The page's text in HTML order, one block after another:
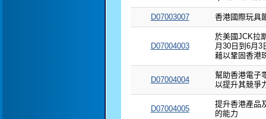
D07003007 香港國際玩具
D07004003
於美國JCK拉
月30日到6月3
藉以鞏固香港
D07004004
幫助香港電子
以提升其競爭
D07004005
提升香港產品
的能力